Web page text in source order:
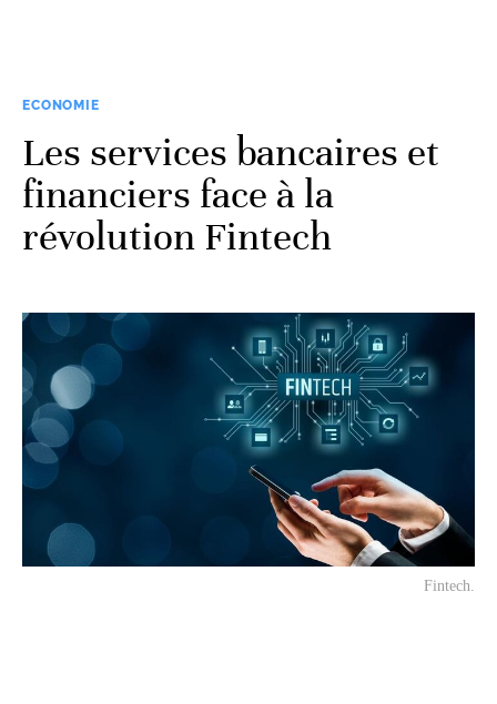
ECONOMIE
Les services bancaires et
financiers face à la
révolution Fintech
Fintech.